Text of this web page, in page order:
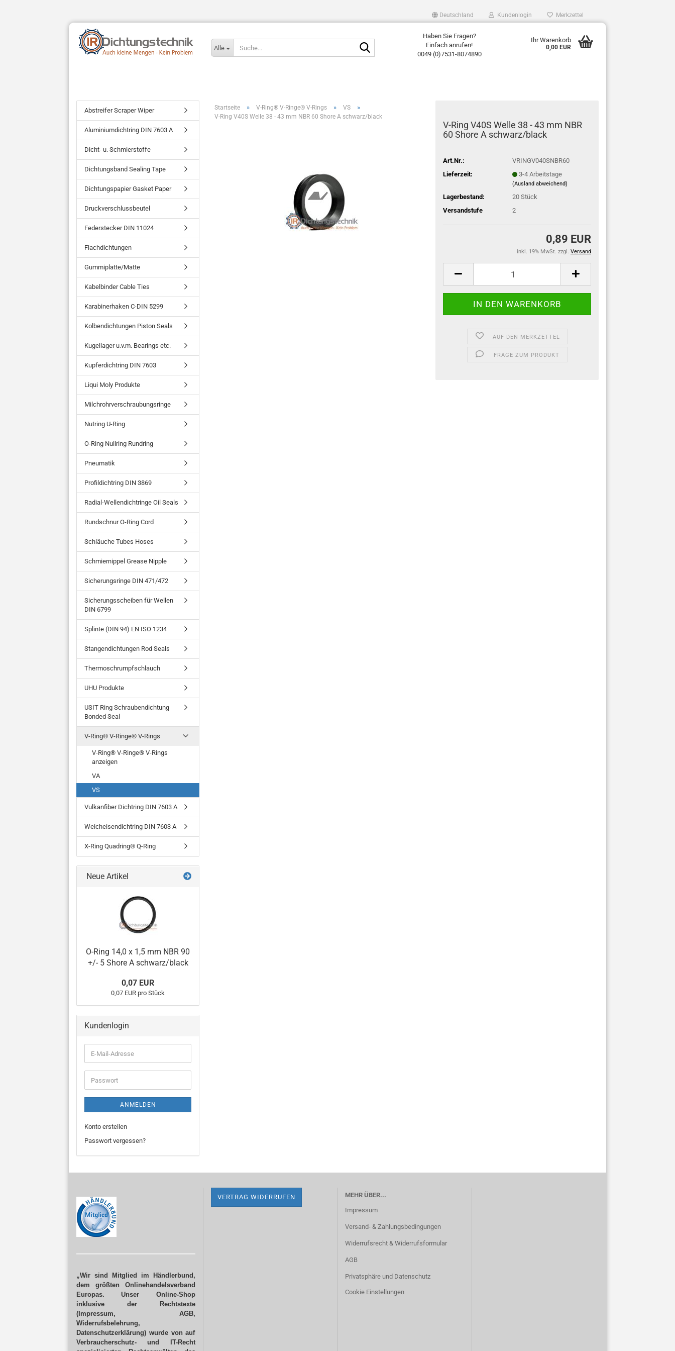
Deutschland Kundenlogin Merkzettel
Alle
Haben Sie Fragen?
Einfach anrufen!
0049 (0)7531-8074890
Ihr Warenkorb
0,00 EUR
Startseite » V-Ring® V-Ringe® V-Rings » VS »
V-Ring V40S Welle 38 - 43 mm NBR 60 Shore A schwarz/black
V-Ring V40S Welle 38 - 43 mm NBR
60 Shore A schwarz/black
Art.Nr.:
VRINGV040SNBR60
Lieferzeit:
3-4 Arbeitstage
(Ausland abweichend)
Lagerbestand: 20 Stück
Versandstufe
2
0,89 EUR
inkl. 19% MwSt. zzgl. Versand
AUF DEN MERKZETTEL
FRAGE ZUM PRODUKT
Abstreifer Scraper Wiper
Aluminiumdichtring DIN 7603 A
Dicht- u. Schmierstoffe
Dichtungsband Sealing Tape
Dichtungspapier Gasket Paper
Druckverschlussbeutel
Federstecker DIN 11024
Flachdichtungen
Gummiplatte/Matte
Kabelbinder Cable Ties
Karabinerhaken C-DIN 5299
Kolbendichtungen Piston Seals
Kugellager u.v.m. Bearings etc.
Kupferdichtring DIN 7603
Liqui Moly Produkte
Milchrohrverschraubungsringe
Nutring U-Ring
O-Ring Nullring Rundring
Pneumatik
Profildichtring DIN 3869
Radial-Wellendichtringe Oil Seals
Rundschnur O-Ring Cord
Schläuche Tubes Hoses
Schmiernippel Grease Nipple
Sicherungsringe DIN 471/472
Sicherungsscheiben für Wellen
DIN 6799
Splinte (DIN 94) EN ISO 1234
Stangendichtungen Rod Seals
Thermoschrumpfschlauch
UHU Produkte
USIT Ring Schraubendichtung
Bonded Seal
V-Ring® V-Ringe® V-Rings
V-Ring® V-Ringe® V-Rings
anzeigen
VA
VS
Vulkanfiber Dichtring DIN 7603 A
Weicheisendichtring DIN 7603 A
X-Ring Quadring® Q-Ring
Neue Artikel
O-Ring 14,0 x 1,5 mm NBR 90
+/- 5 Shore A schwarz/black
0,07 EUR
0,07 EUR pro Stück
Kundenlogin
E-
Mail-
Adresse
Passwort
ANMELDEN
Konto erstellen
Passwort vergessen?
„Wir sind Mitglied im Händlerbund,
dem größten Onlinehandelsverband
Europas. Unser Online-Shop
inklusive der Rechtstexte
(Impressum, AGB,
Widerrufsbelehrung,
Datenschutzerklärung) wurde von auf
Verbraucherschutz- und IT-Recht
VERTRAG WIDERRUFEN
MEHR ÜBER...
Impressum
Versand- & Zahlungsbedingungen
Widerrufsrecht & Widerrufsformular
AGB
Privatsphäre und Datenschutz
Cookie Einstellungen